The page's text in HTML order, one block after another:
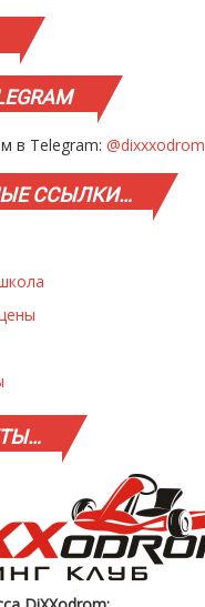
в Telegram: @dixxxodrom
ССЫЛКИ…